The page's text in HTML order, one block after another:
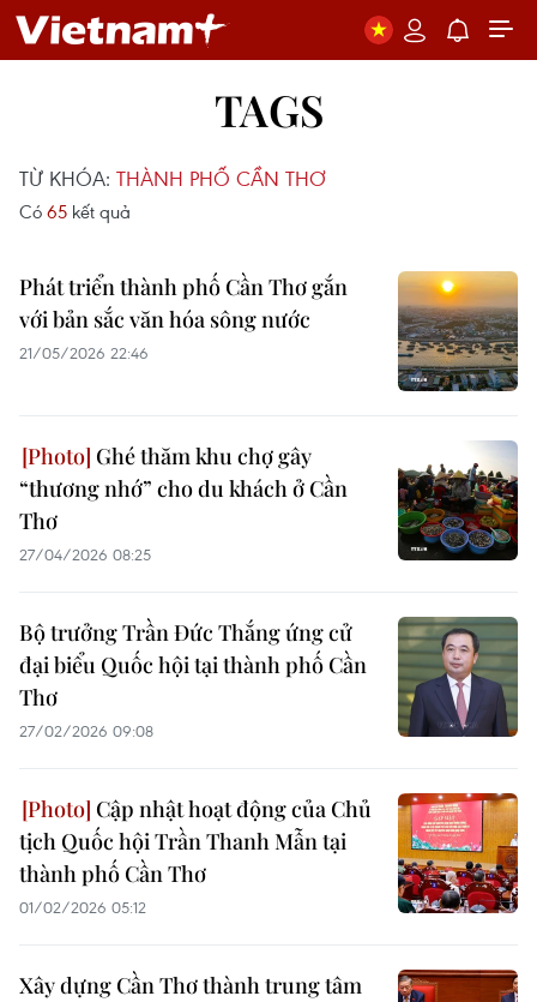
TAGS
TỪ KHÓA: THÀNH PHỐ CẦN THƠ
Có 65 kết quả
Phát triển thành phố Cần Thơ gắn
với bản sắc văn hóa sông nước
21/05/2026 22:46
Ghé thăm khu chợ gây
“thương nhớ” cho du khách ở Cần
Thơ
27/04/2026 08:25
Bộ trưởng Trần Đức Thắng ứng cử
đại biểu Quốc hội tại thành phố Cần
Thơ
27/02/2026 09:08
Cập nhật hoạt động của Chủ
tịch Quốc hội Trần Thanh Mẫn tại
thành phố Cần Thơ
01/02/2026 05:12
Xây dựng Cần Thơ thành trung tâm